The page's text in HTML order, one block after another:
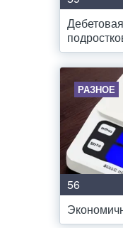
РАЗНОЕ
56